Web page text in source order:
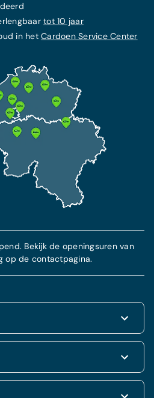
tot 10 jaar
in hetCardoen Service Center
Bekijk de openingsuren van
op de contactpagina.